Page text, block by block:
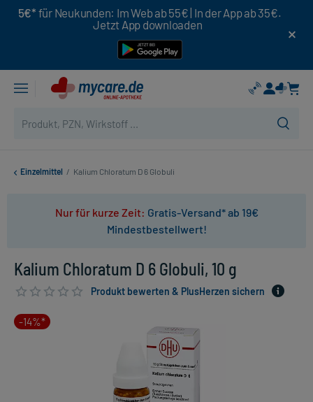
5€* für Neukunden: Im Web ab 55€ | In der App ab 35€.
Jetzt App downloaden
Einzelmittel / Kalium Chloratum D 6 Globuli
Nur für kurze Zeit: Gratis-Versand* ab 19€
Mindestbestellwert!
Kalium Chloratum D 6 Globuli, 10 g
Produkt bewerten & PlusHerzen sichern
-14%*